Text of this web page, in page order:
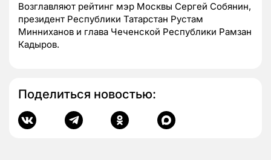
Возглавляют рейтинг мэр Москвы Сергей Собянин,
президент Республики Татарстан Рустам
Минниханов и глава Чеченской Республики Рамзан
Кадыров.
Поделиться новостью: